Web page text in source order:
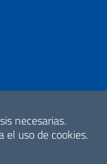
necesarias.
uso de cookies.